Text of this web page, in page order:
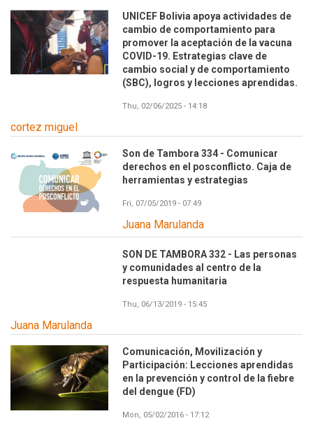
UNICEF Bolivia apoya actividades de
cambio de comportamiento para
promover la aceptación de la vacuna
COVID-19. Estrategias clave de
cambio social y de comportamiento
(SBC), logros y lecciones aprendidas.
Thu, 02/06/2025 - 14:18
cortez miguel
Son de Tambora 334 - Comunicar
derechos en el posconflicto. Caja de
herramientas y estrategias
Fri, 07/05/2019 - 07:49
Juana Marulanda
SON DE TAMBORA 332 - Las personas
y comunidades al centro de la
respuesta humanitaria
Thu, 06/13/2019 - 15:45
Juana Marulanda
Comunicación, Movilización y
Participación: Lecciones aprendidas
en la prevención y control de la fiebre
del dengue (FD)
Mon, 05/02/2016 - 17:12